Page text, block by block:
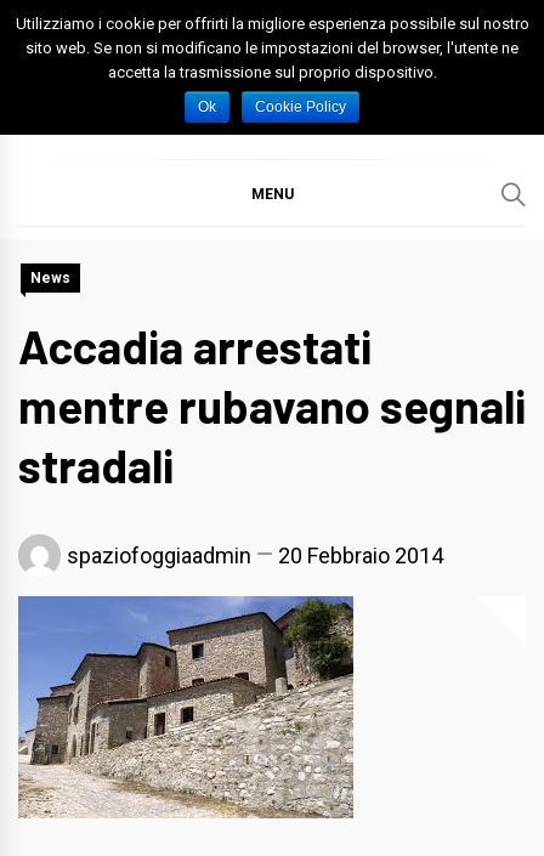
Skip
Spazio Foggia
Foggia News Calcio Eventi e Attività nella Capitanata
MENU
News
Accadia arrestati
mentre rubavano segnali
stradali
spaziofoggiaadmin 20 Febbraio 2014
Utilizziamo i cookie per offrirti la migliore esperienza possibile sul nostro
sito web. Se non si modificano le impostazioni del browser, l'utente ne
accetta la trasmissione sul proprio dispositivo.
Ok Cookie Policy